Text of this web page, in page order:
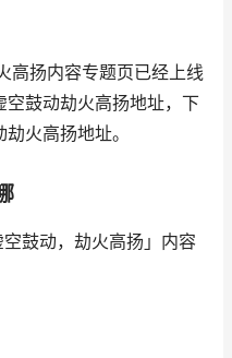
扬内容专题页已经上线
空鼓动劫火高扬地址，下
火高扬地址。
鼓动，劫火高扬」内容